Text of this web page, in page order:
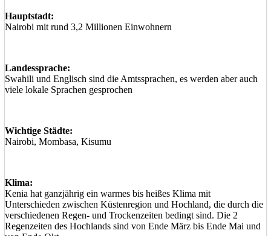
Hauptstadt:
Nairobi mit rund 3,2 Millionen Einwohnern
Landessprache:
Swahili und Englisch sind die Amtssprachen, es werden aber auch
viele lokale Sprachen gesprochen
Wichtige Städte:
Nairobi, Mombasa, Kisumu
Klima:
Kenia hat ganzjährig ein warmes bis heißes Klima mit
Unterschieden zwischen Küstenregion und Hochland, die durch die
verschiedenen Regen- und Trockenzeiten bedingt sind. Die 2
Regenzeiten des Hochlands sind von Ende März bis Ende Mai und